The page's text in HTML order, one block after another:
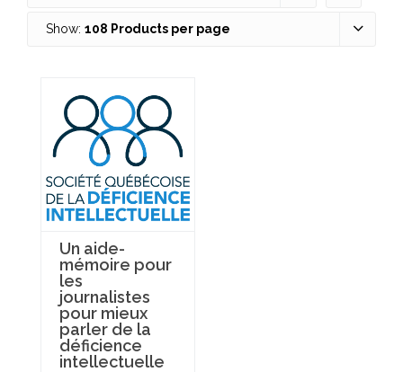
Show: 108 Products per page
Un aide-
mémoire pour
les
journalistes
pour mieux
parler de la
déficience
intellectuelle